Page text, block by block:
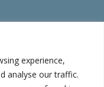
experience,
analyse our traffic.